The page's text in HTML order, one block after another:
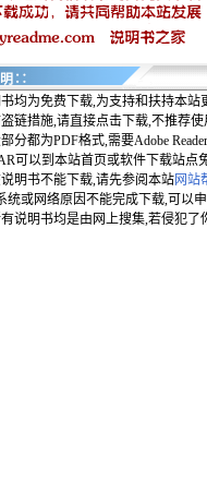
∷
均为免费下载,为支持和扶持本站
链措施,请直接点击下载,不推荐
分都为PDF格式,需要Adobe
可以到本站首页或软件下载站点
明书不能下载,请先参阅本站网站
统或网络原因不能完成下载,可以
说明书均是由网上搜集,若侵犯了